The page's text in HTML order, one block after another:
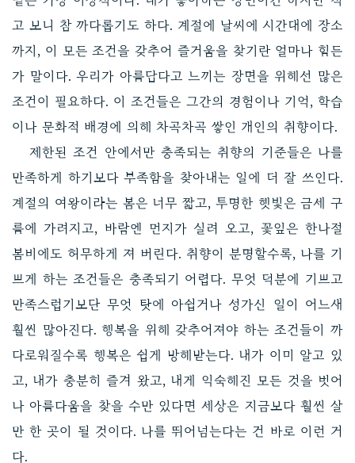
고 보니 참 까다롭기도 하다. 계절에 날씨에 시간대에 장소
까지, 이 모든 조건을 갖추어 즐거움을 찾기란 얼마나 힘든
가 말이다. 우리가 아름답다고 느끼는 장면을 위해선 많은
조건이 필요하다. 이 조건들은 그간의 경험이나 기억, 학습
이나 문화적 배경에 의해 차곡차곡 쌓인 개인의 취향이다.
제한된 조건 안에서만 충족되는 취향의 기준들은 나를
만족하게 하기보다 부족함을 찾아내는 일에 더 잘 쓰인다.
계절의 여왕이라는 봄은 너무 짧고, 투명한 햇빛은 금세 구
름에 가려지고, 바람엔 먼지가 실려 오고, 꽃잎은 한나절
봄비에도 허무하게 져 버린다. 취향이 분명할수록, 나를 기
쁘게 하는 조건들은 충족되기 어렵다. 무엇 덕분에 기쁘고
만족스럽기보단 무엇 탓에 아쉽거나 성가신 일이 어느새
훨씬 많아진다. 행복을 위해 갖추어져야 하는 조건들이 까
다로워질수록 행복은 쉽게 방해받는다. 내가 이미 알고 있
고, 내가 충분히 즐겨 왔고, 내게 익숙해진 모든 것을 벗어
나 아름다움을 찾을 수만 있다면 세상은 지금보다 훨씬 살
만 한 곳이 될 것이다. 나를 뛰어넘는다는 건 바로 이런 거
다.